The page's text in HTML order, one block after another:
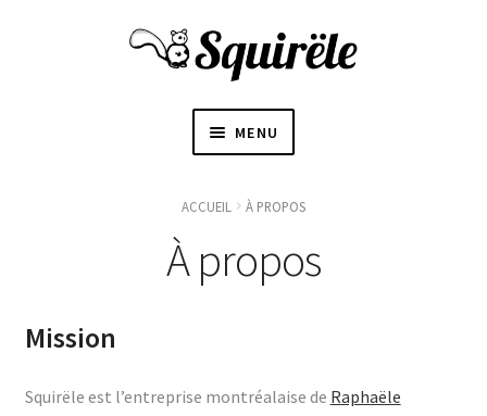
MENU
À PROPOS
ACCUEIL À PROPOS
À propos
Mission
Squirële est l’entreprise montréalaise de Raphaële